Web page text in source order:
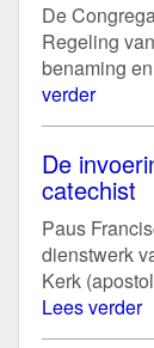
De
Regeling
benaming
verder
De
catechist
Paus
dienstwerk
Kerk
Lees verder